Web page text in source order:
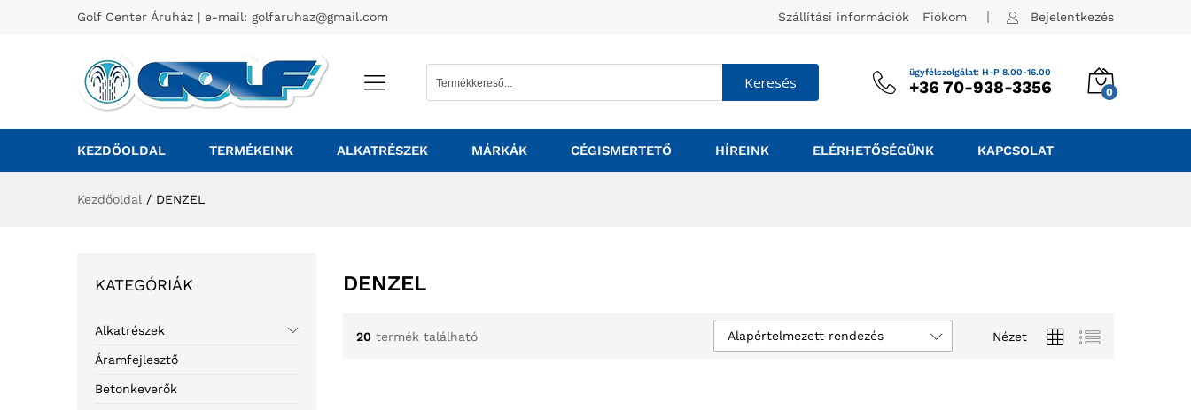
Golf Center Áruház | e-mail: golfaruhaz@gmail.com Szállítási információk Fiókom Bejelentkezés
Keresés
ügyfélszolgálat: H-P 8.00-16.00
+36 70-938-3356 0
KEZDŐOLDAL TERMÉKEINK ALKATRÉSZEK MÁRKÁK CÉGISMERTETŐ HÍREINK ELÉRHETŐSÉGÜNK KAPCSOLAT
Kezdőoldal / DENZEL
DENZEL
20 termék található Nézet
Alapértelmezett rendezés
KATEGÓRIÁK
Alkatrészek
Áramfejlesztő
Betonkeverők